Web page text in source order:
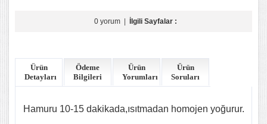
0 yorum| İlgili Sayfalar :
Ürün
Detayları
Ödeme
Bilgileri
Ürün
Yorumları
Ürün
Soruları
Hamuru 10-15 dakikada,ısıtmadan homojen yoğurur.